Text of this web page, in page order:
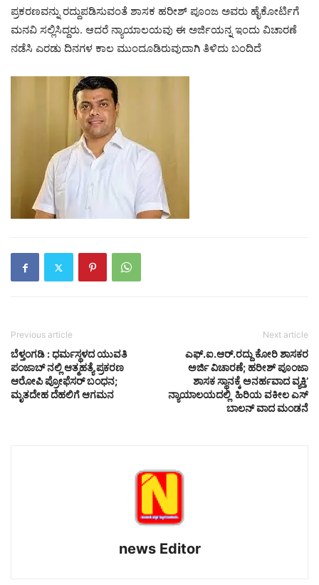
ಪ್ರಕರಣವನ್ನು ರದ್ದುಪಡಿಸುವಂತೆ ಶಾಸಕ ಹರೀಶ್ ಪೂಂಜ ಅವರು ಹೈಕೋರ್ಟಿಗೆ
ಮನವಿ ಸಲ್ಲಿಸಿದ್ದರು. ಆದರೆ ನ್ಯಾಯಾಲಯವು ಈ ಅರ್ಜಿಯನ್ನ ಇಂದು ವಿಚಾರಣೆ
ನಡೆಸಿ ಎರಡು ದಿನಗಳ ಕಾಲ ಮುಂದೂಡಿರುವುದಾಗಿ ತಿಳಿದು ಬಂದಿದೆ
Previous article
ಬೆಳ್ತಂಗಡಿ : ಧರ್ಮಸ್ಥಳದ ಯುವತಿ
ಪಂಜಾಬ್ ನಲ್ಲಿ ಆತ್ಮಹತ್ಯೆ ಪ್ರಕರಣ
ಆರೋಪಿ ಪ್ರೋಫೆಸರ್ ಬಂಧನ;
ಮೃತದೇಹ ದೆಹಲಿಗೆ ಆಗಮನ
Next article
ಎಫ್.ಐ.ಆರ್.ರದ್ದು ಕೋರಿ ಶಾಸಕರ
ಅರ್ಜಿ ವಿಚಾರಣೆ; ಹರೀಶ್ ಪೂಂಜಾ
ಶಾಸಕ ಸ್ಥಾನಕ್ಕೆ ಅನರ್ಹವಾದ ವ್ಯಕ್ತಿ’
ನ್ಯಾಯಾಲಯದಲ್ಲಿ ಹಿರಿಯ ವಕೀಲ ಎಸ್
ಬಾಲನ್ ವಾದ ಮಂಡನೆ
news Editor